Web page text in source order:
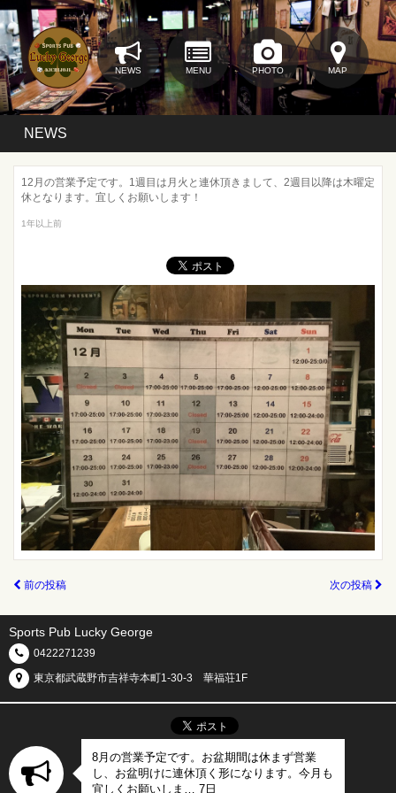
NEWS MENU PHOTO MAP
NEWS
12月の営業予定です。1週目は月火と連休頂きまして、2週目以降は木曜定
休となります。宜しくお願いします！
1年以上前
前の投稿 次の投稿
Sports Pub Lucky George
0422271239
東京都武蔵野市吉祥寺本町1-30-3 華福荘1F
8月の営業予定です。お盆期間は休まず営業
し、お盆明けに連休頂く形になります。今月も
宜しくお願いしま… 7日